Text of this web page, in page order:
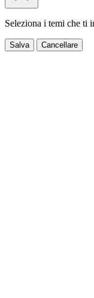
Seleziona i temi che ti
Salva Cancellare